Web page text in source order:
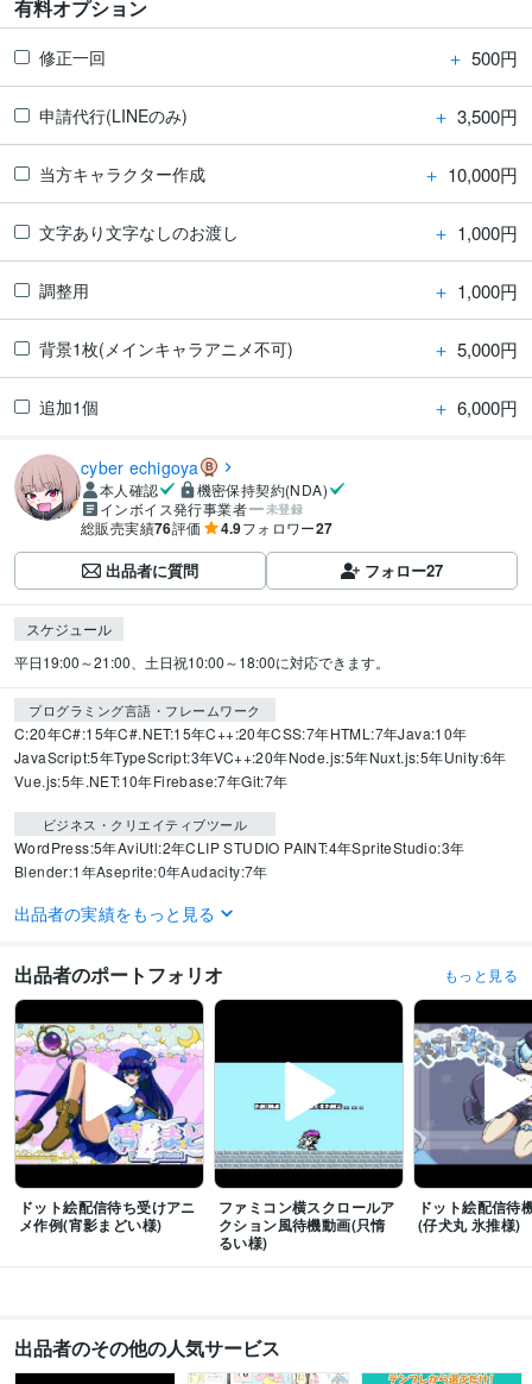
有料オプション
修正一回 ＋ 500円
申請代行(LINEのみ) ＋ 3,500円
当方キャラクター作成 ＋ 10,000円
文字あり文字なしのお渡し ＋ 1,000円
調整用 ＋ 1,000円
背景1枚(メインキャラアニメ不可) ＋ 5,000円
追加1個 ＋ 6,000円
cyber echigoya
本人確認
機密保持契約(NDA)
インボイス発行事業者
未登録
総販売実績76評価 4.9フォロワー27
出品者に質問 フォロー27
スケジュール
平日19:00～21:00、土日祝10:00～18:00に対応できます。
プログラミング言語・フレームワーク
C:20年C#:15年C#.NET:15年C++:20年CSS:7年HTML:7年Java:10年
JavaScript:5年TypeScript:3年VC++:20年Node.js:5年Nuxt.js:5年Unity:6年
Vue.js:5年.NET:10年Firebase:7年Git:7年
ビジネス・クリエイティブツール
WordPress:5年AviUtl:2年CLIP STUDIO PAINT:4年SpriteStudio:3年
Blender:1年Aseprite:0年Audacity:7年
得意分野
イラスト作成・漫画制作
出品者の実績をもっと見る
出品者のポートフォリオ もっと見る
ドット絵配信待ち受けアニ
メ作例(宵影まどい様)
ファミコン横スクロールア
クション風待機動画(只惰
るい様)
ドット絵配信待
(仔犬丸 氷推様)
出品者のその他の人気サービス